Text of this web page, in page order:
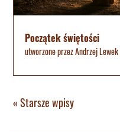
Początek świętości
utworzone przezAndrzej Lewek
« Starsze wpisy